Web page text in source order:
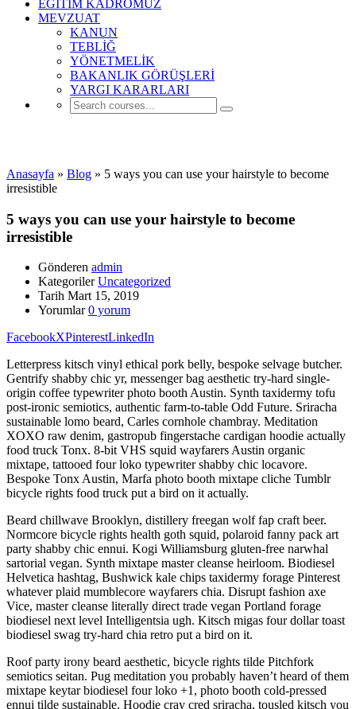
EĞİTİM KADROMUZ
MEVZUAT
KANUN
TEBLİĞ
YÖNETMELİK
BAKANLIK GÖRÜŞLERİ
YARGI KARARLARI
Anasayfa » Blog » 5 ways you can use your hairstyle to become
irresistible
5 ways you can use your hairstyle to become
irresistible
Gönderen admin
Kategoriler Uncategorized
Tarih Mart 15, 2019
Yorumlar 0 yorum
FacebookXPinterestLinkedIn
Letterpress kitsch vinyl ethical pork belly, bespoke selvage butcher.
Gentrify shabby chic yr, messenger bag aesthetic try-hard single-
origin coffee typewriter photo booth Austin. Synth taxidermy tofu
post-ironic semiotics, authentic farm-to-table Odd Future. Sriracha
sustainable lomo beard, Carles cornhole chambray. Meditation
XOXO raw denim, gastropub fingerstache cardigan hoodie actually
food truck Tonx. 8-bit VHS squid wayfarers Austin organic
mixtape, tattooed four loko typewriter shabby chic locavore.
Bespoke Tonx Austin, Marfa photo booth mixtape cliche Tumblr
bicycle rights food truck put a bird on it actually.
Beard chillwave Brooklyn, distillery freegan wolf fap craft beer.
Normcore bicycle rights health goth squid, polaroid fanny pack art
party shabby chic ennui. Kogi Williamsburg gluten-free narwhal
sartorial vegan. Synth mixtape master cleanse heirloom. Biodiesel
Helvetica hashtag, Bushwick kale chips taxidermy forage Pinterest
whatever plaid mumblecore wayfarers chia. Disrupt fashion axe
Vice, master cleanse literally direct trade vegan Portland forage
biodiesel next level Intelligentsia ugh. Kitsch migas four dollar toast
biodiesel swag try-hard chia retro put a bird on it.
Roof party irony beard aesthetic, bicycle rights tilde Pitchfork
semiotics seitan. Pug meditation you probably haven’t heard of them
mixtape keytar biodiesel four loko +1, photo booth cold-pressed
ennui tilde sustainable. Hoodie cray cred sriracha, tousled kitsch you